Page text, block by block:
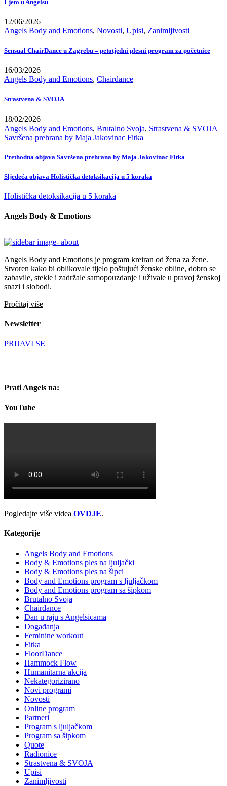
Ljeto u Angelsu
12/06/2026
Angels Body and Emotions, Novosti, Upisi, Zanimljivosti
Sensual ChairDance u Zagrebu – petotjedni plesni program za početnice
16/03/2026
Angels Body and Emotions, Chairdance
Strastvena & SVOJA
18/02/2026
Angels Body and Emotions, Brutalno Svoja, Strastvena & SVOJA
Savršena prehrana by Maja Jakovinac Fitka
Prethodna objava Savršena prehrana by Maja Jakovinac Fitka
Sljedeća objava Holistička detoksikacija u 5 koraka
Holistička detoksikacija u 5 koraka
Angels Body & Emotions
Angels Body and Emotions je program kreiran od žena za žene.
Stvoren kako bi oblikovale tijelo poštujući ženske obline, dobro se
zabavile, stekle i zadržale samopouzdanje i uživale u pravoj ženskoj
snazi i slobodi.
Pročitaj više
Newsletter
PRIJAVI SE
Prati Angels na:
YouTube
Pogledajte više videa OVDJE.
Kategorije
Angels Body and Emotions
Body & Emotions ples na ljuljački
Body & Emotions ples na šipci
Body and Emotions program s ljuljačkom
Body and Emotions program sa šipkom
Brutalno Svoja
Chairdance
Dan u raju s Angelsicama
Događanja
Feminine workout
Fitka
FloorDance
Hammock Flow
Humanitarna akcija
Nekategorizirano
Novi programi
Novosti
Online program
Partneri
Program s ljuljačkom
Program sa šipkom
Quote
Radionice
Strastvena & SVOJA
Upisi
Zanimljivosti